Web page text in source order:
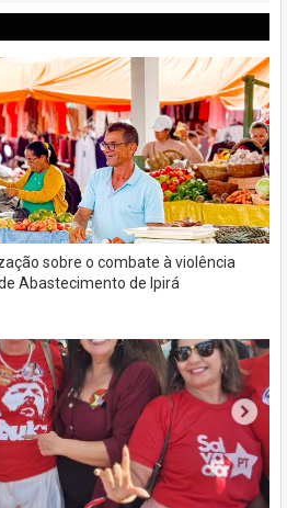
sobre o combate à violência
Abastecimento de Ipirá